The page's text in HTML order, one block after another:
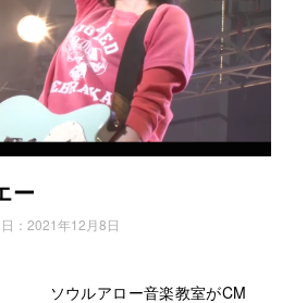
ー
： 2021年12月8日
ソウルアロー音楽教室がCM